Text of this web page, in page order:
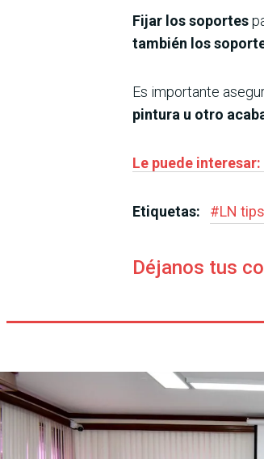
Fijar los soportes
también los
Es importante
pintura u otro
Le puede
Etiquetas: #LN tips
Déjanos tus